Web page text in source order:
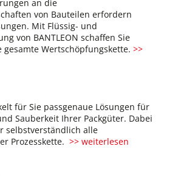
an die
von Bauteilen erfordern
Mit Flüssig- und
von BANTLEON schaffen Sie
Wertschöpfungskette. >>
für Sie passgenaue Lösungen für
Sauberkeit Ihrer Packgüter. Dabei
selbstverständlich alle
Prozesskette. >> weiterlesen